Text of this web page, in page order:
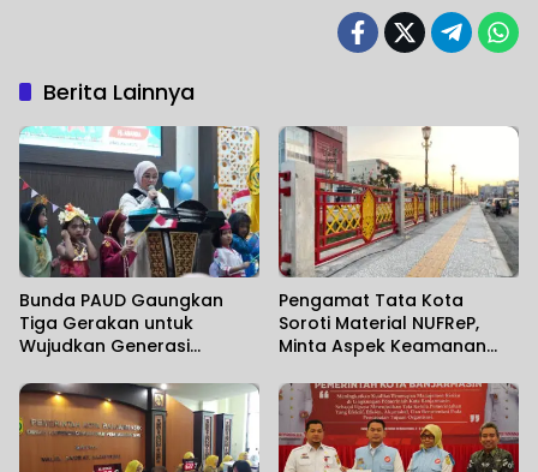
Berita Lainnya
Bunda PAUD Gaungkan
Tiga Gerakan untuk
Wujudkan Generasi
Pengamat Tata Kota
Soroti Material NUFReP,
Minta Aspek Keamanan
Maraknya Pencurian
Fasilitas Umum